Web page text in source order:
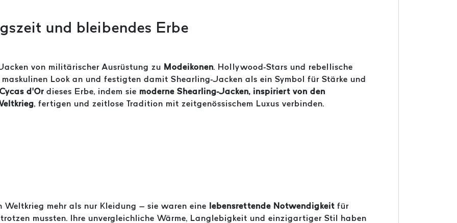
und bleibendes Erbe
von militärischer Ausrüstung zu Modeikonen. Hollywood-Stars und rebellische
Look an und festigten damit Shearling-Jacken als ein Symbol für Stärke und
Cycas d’Or dieses Erbe, indem sie moderne Shearling-Jacken, inspiriert von den
, fertigen und zeitlose Tradition mit zeitgenössischem Luxus verbinden.
mehr als nur Kleidung – sie waren eine lebensrettende Notwendigkeit für
mussten. Ihre unvergleichliche Wärme, Langlebigkeit und einzigartiger Stil haben